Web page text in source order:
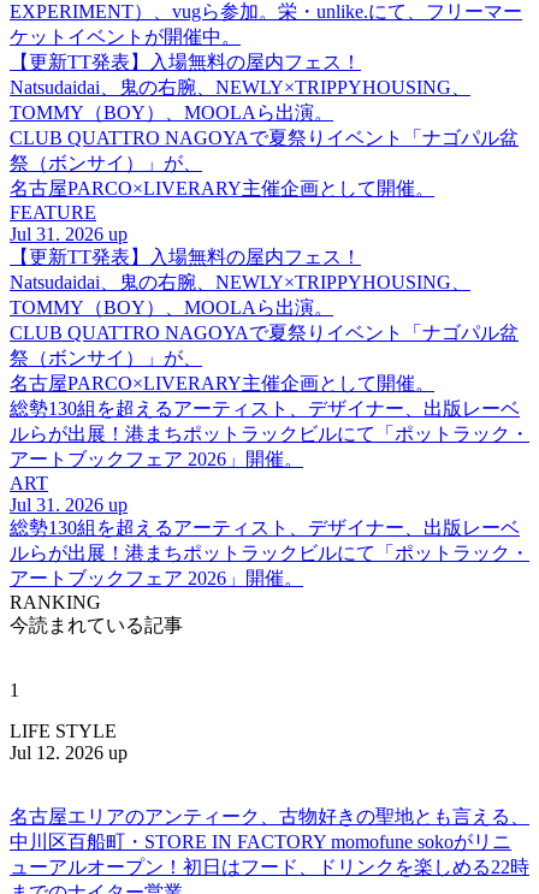
EXPERIMENT）、vugら参加。栄・unlike.にて、フリーマー
ケットイベントが開催中。
【更新TT発表】入場無料の屋内フェス！
Natsudaidai、鬼の右腕、NEWLY×TRIPPYHOUSING、
TOMMY（BOY）、MOOLAら出演。
CLUB QUATTRO NAGOYAで夏祭りイベント「ナゴパル盆
祭（ボンサイ）」が、
名古屋PARCO×LIVERARY主催企画として開催。
FEATURE
Jul 31. 2026 up
【更新TT発表】入場無料の屋内フェス！
Natsudaidai、鬼の右腕、NEWLY×TRIPPYHOUSING、
TOMMY（BOY）、MOOLAら出演。
CLUB QUATTRO NAGOYAで夏祭りイベント「ナゴパル盆
祭（ボンサイ）」が、
名古屋PARCO×LIVERARY主催企画として開催。
総勢130組を超えるアーティスト、デザイナー、出版レーベ
ルらが出展！港まちポットラックビルにて「ポットラック・
アートブックフェア 2026」開催。
ART
Jul 31. 2026 up
総勢130組を超えるアーティスト、デザイナー、出版レーベ
ルらが出展！港まちポットラックビルにて「ポットラック・
アートブックフェア 2026」開催。
RANKING
今読まれている記事
1
LIFE STYLE
Jul 12. 2026 up
名古屋エリアのアンティーク、古物好きの聖地とも言える、
中川区百船町・STORE IN FACTORY momofune sokoがリニ
ューアルオープン！初日はフード、ドリンクを楽しめる22時